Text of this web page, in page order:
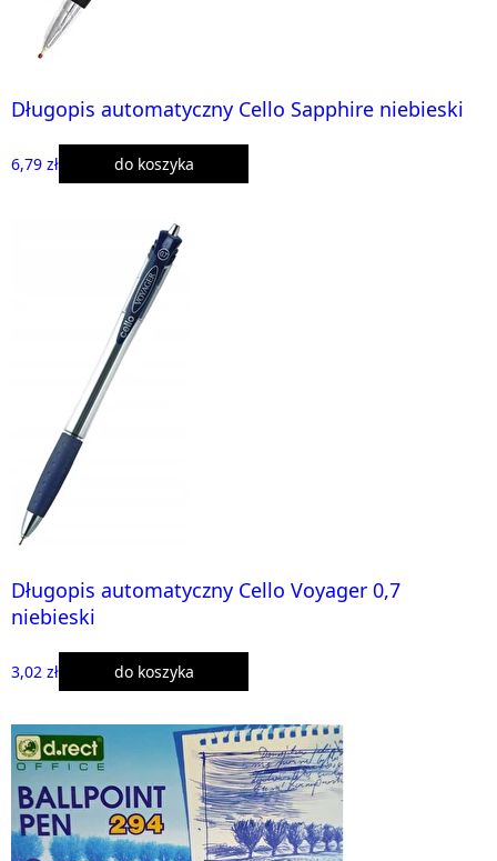
Długopis automatyczny Cello Sapphire niebieski
6,79 zł do koszyka
Długopis automatyczny Cello Voyager 0,7
niebieski
3,02 zł do koszyka